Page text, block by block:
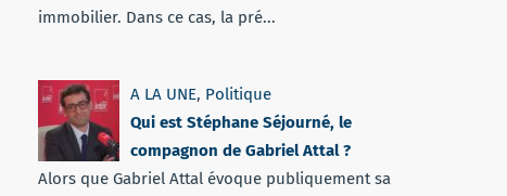
immobilier. Dans ce cas, la pré...
A LA UNE, Politique
Qui est Stéphane Séjourné, le
compagnon de Gabriel Attal ?
Alors que Gabriel Attal évoque publiquement sa